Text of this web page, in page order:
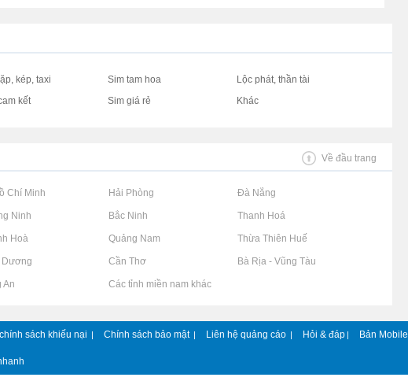
kép, taxi Sim tam hoa
Lộc phát, thần tài
kết Sim giá rẻ Khác
Về đầu trang
Chí Minh Rao vặt tại Hải Phòng Rao vặt tại Đà Nẵng
Ninh Rao vặt tại Bắc Ninh Rao vặt tại Thanh Hoá
Hoà Rao vặt tại Quảng Nam Rao vặt tại Thừa Thiên Huế
Dương Rao vặt tại Cần Thơ Rao vặt tại Bà Rịa - Vũng Tàu
An Rao vặt tại Các tỉnh miền nam khác
sách khiếu nại | Chính sách bảo mật | Liên hệ quảng cáo | Hỏi & đáp | Bản Mobile